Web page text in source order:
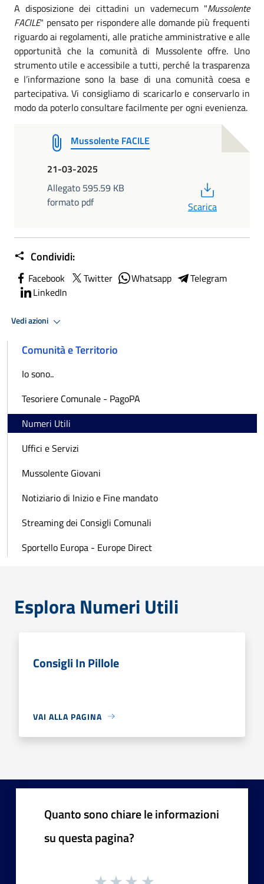
A disposizione dei cittadini un vademecum "Mussolente
FACILE" pensato per rispondere alle domande più frequenti
riguardo ai regolamenti, alle pratiche amministrative e alle
opportunità che la comunità di Mussolente offre. Uno
strumento utile e accessibile a tutti, perché la trasparenza
e l’informazione sono la base di una comunità coesa e
partecipativa. Vi consigliamo di scaricarlo e conservarlo in
modo da poterlo consultare facilmente per ogni evenienza.
Mussolente FACILE
21-03-2025
Allegato 595.59 KB
formato pdf
Scarica
Condividi:
Facebook Twitter Whatsapp
Telegram
LinkedIn
Vedi azioni
Comunità e Territorio
Io sono..
Tesoriere Comunale - PagoPA
Numeri Utili
Uffici e Servizi
Mussolente Giovani
Notiziario di Inizio e Fine mandato
Streaming dei Consigli Comunali
Sportello Europa - Europe Direct
Esplora Numeri Utili
Consigli In Pillole
VAI ALLA PAGINA
Quanto sono chiare le informazioni
su questa pagina?